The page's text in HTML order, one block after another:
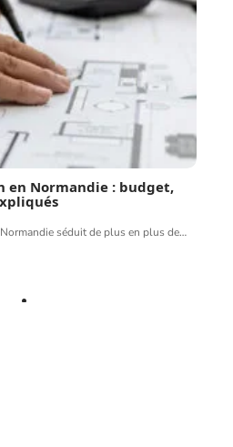
en Normandie : budget,
séduit de plus en plus de…